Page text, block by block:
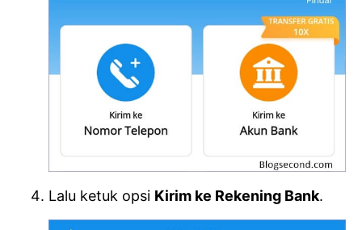
Lalu ketuk opsi Kirim ke Rekening Bank.